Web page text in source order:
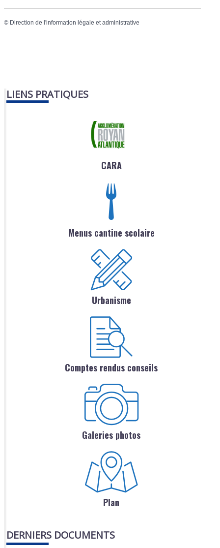
© Direction de l'information légale et administrative
LIENS PRATIQUES
CARA
Menus cantine scolaire
Urbanisme
Comptes rendus conseils
Galeries photos
Plan
DERNIERS DOCUMENTS